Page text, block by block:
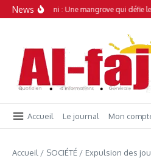
Aller au contenu
News
Simamboini : Une mangrove qui défie
Accueil Le journal Mon
Accueil / SOCIÉTÉ/ Expulsion des